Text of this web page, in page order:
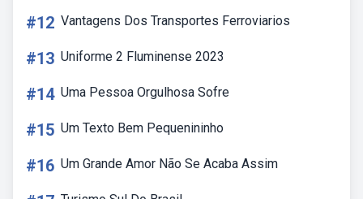
#12 Vantagens Dos Transportes Ferroviarios
#13 Uniforme 2 Fluminense 2023
#14 Uma Pessoa Orgulhosa Sofre
#15 Um Texto Bem Pequenininho
#16 Um Grande Amor Não Se Acaba Assim